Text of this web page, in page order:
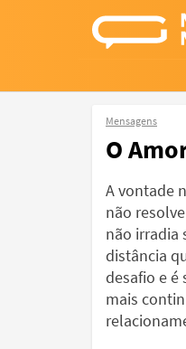
Mensagens
O
A vontade
não
não irradia
distância
desafio e é
mais